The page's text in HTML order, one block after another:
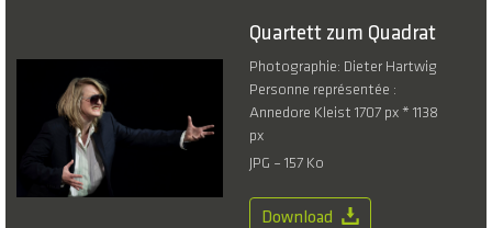
Quartett zum Quadrat
Photographie: Dieter Hartwig
Personne représentée :
Annedore Kleist 1707 px * 1138
px
JPG – 157 Ko
Download